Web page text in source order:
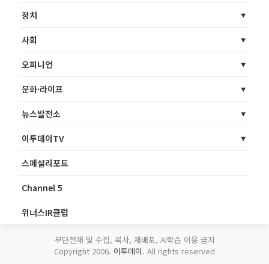
정치
사회
오피니언
문화·라이프
뉴스발전소
이투데이TV
스페셜리포트
Channel 5
위너스IR클럽
무단전재 및 수집, 복사, 재배포, AI학습 이용 금지
Copyright 2006. 이투데이. All rights reserved